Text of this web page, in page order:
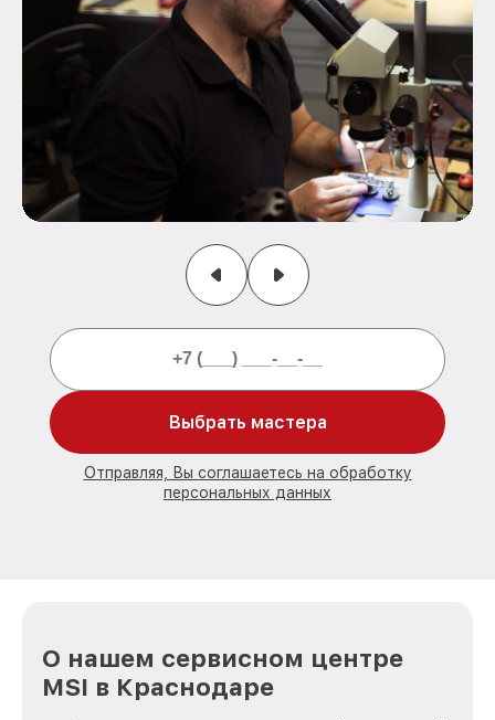
Выбрать мастера
Отправляя, Вы соглашаетесь на обработку
персональных данных
О нашем сервисном центре
MSI в Краснодаре